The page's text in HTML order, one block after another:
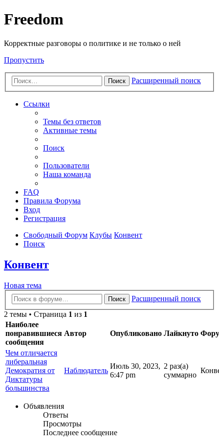
Freedom
Корректные разговоры о политике и не только о ней
Пропустить
Поиск Расширенный поиск
Ссылки
Темы без ответов
Активные темы
Поиск
Пользователи
Наша команда
FAQ
Правила Форума
Вход
Регистрация
Свободный Форум Клубы Конвент
Поиск
Конвент
Новая тема
Поиск
Расширенный поиск
2 темы • Страница 1 из 1
Наиболее
понравившиеся
сообщения
Автор Опубликовано Лайкнуто
Чем отличается
либеральная
Демократия от
Диктатуры
большинства
Наблюдатель
Июль 30, 2023,
6:47 pm
2 раз(а)
суммарно
Объявления
Ответы
Просмотры
Последнее сообщение